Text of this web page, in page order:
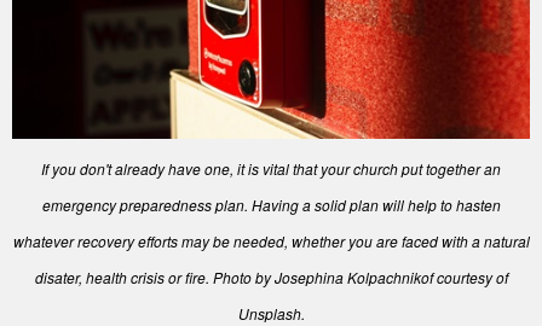
If you don't already have one, it is vital that your church put together an
emergency preparedness plan. Having a solid plan will help to hasten
whatever recovery efforts may be needed, whether you are faced with a natural
disater, health crisis or fire. Photo by Josephina Kolpachnikof courtesy of
Unsplash.